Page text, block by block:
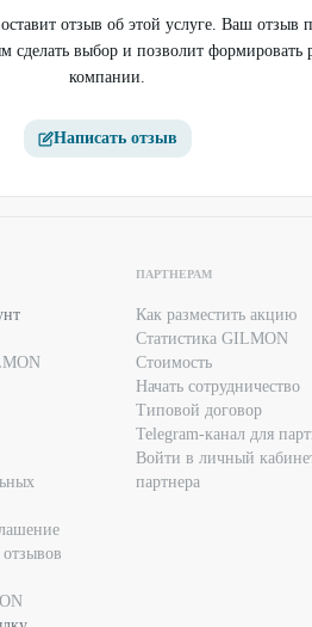
отзыв об этой услуге. Ваш отзыв
сделать выбор и позволит формировать
компании.
Написать отзыв
ПАРТНЕРАМ
Как разместить акцию
Статистика GILMON
Стоимость
Начать сотрудничество
Типовой договор
Telegram-канал для
Войти в личный
партнера